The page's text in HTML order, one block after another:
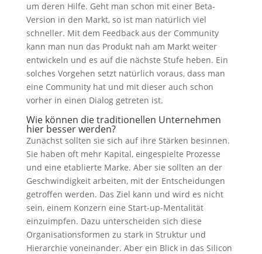
um deren Hilfe. Geht man schon mit einer Beta-
Version in den Markt, so ist man natürlich viel
schneller. Mit dem Feedback aus der Community
kann man nun das Produkt nah am Markt weiter
entwickeln und es auf die nächste Stufe heben. Ein
solches Vorgehen setzt natürlich voraus, dass man
eine Community hat und mit dieser auch schon
vorher in einen Dialog getreten ist.
Wie können die traditionellen Unternehmen
hier besser werden?
Zunächst sollten sie sich auf ihre Stärken besinnen.
Sie haben oft mehr Kapital, eingespielte Prozesse
und eine etablierte Marke. Aber sie sollten an der
Geschwindigkeit arbeiten, mit der Entscheidungen
getroffen werden. Das Ziel kann und wird es nicht
sein, einem Konzern eine Start-up-Mentalität
einzuimpfen. Dazu unterscheiden sich diese
Organisationsformen zu stark in Struktur und
Hierarchie voneinander. Aber ein Blick in das Silicon